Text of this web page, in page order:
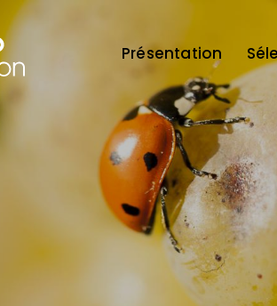
Présentation